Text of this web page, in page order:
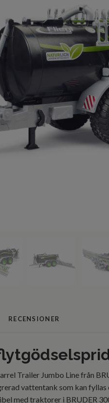
RECENSIONER
Trailer Jumbo Line från
vattentank som kan
med traktorer i BRUDER